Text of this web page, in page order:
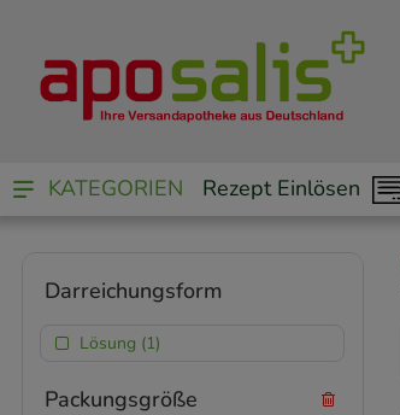
KATEGORIEN Rezept Einlösen
Darreichungsform
Lösung (1)
Packungsgröße